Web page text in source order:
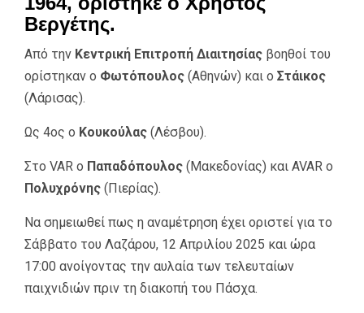
Βεργέτης.
Από την Κεντρική Επιτροπή Διαιτησίας βοηθοί του
ορίστηκαν ο Φωτόπουλος (Αθηνών) και ο Στάικος
(Λάρισας).
Ως 4ος ο Κουκούλας (Λέσβου).
Στο VAR ο Παπαδόπουλος (Μακεδονίας) και AVAR ο
Πολυχρόνης (Πιερίας).
Να σημειωθεί πως η αναμέτρηση έχει οριστεί για το
Σάββατο του Λαζάρου, 12 Απριλίου 2025 και ώρα
17:00 ανοίγοντας την αυλαία των τελευταίων
παιχνιδιών πριν τη διακοπή του Πάσχα.